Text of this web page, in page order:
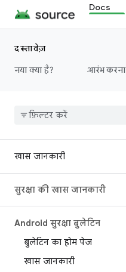
Docs
दस्तावेज़
नया क्या है?
आरंभ करना
खास जानकारी
सुरक्षा की खास जानकारी
Android सुरक्षा बुलेटिन
बुलेटिन का होम पेज
खास जानकारी